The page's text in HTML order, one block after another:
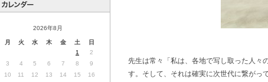
2026年8月
月 火 水 木 金 土 日
1
2
3
4 5 6 7 8
9
10
11 12 13 14 15
16
先生は常々「私は、各地で写し取った人
す。そして、それは確実に次世代に繋がっ